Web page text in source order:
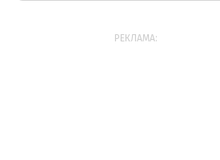
РЕКЛАМА: